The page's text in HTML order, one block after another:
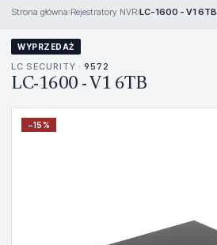
Strona główna›Rejestratory NVR›LC-1600 - V1 6TB
WYPRZEDAŻ
LC SECURITY · 9572
LC-1600 - V1 6TB
−15%